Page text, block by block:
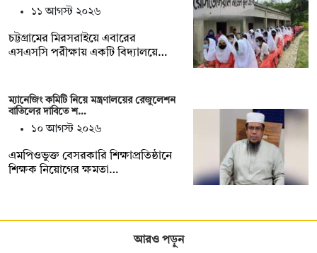
১১ আগস্ট ২০২৬
চট্টগ্রামের মিরসরাইয়ে এবারের
এসএসসি পরীক্ষায় একটি বিদ্যালয়ে…
ম্যানেজিং কমিটি নিয়ে মন্ত্রণালয়ের রেজুলেশন
বাতিলের দাবিতে শ…
১০ আগস্ট ২০২৬
এমপিওভুক্ত বেসরকারি শিক্ষাপ্রতিষ্ঠানে
শিক্ষক নিয়োগের ক্ষমতা…
আরও পড়ুন